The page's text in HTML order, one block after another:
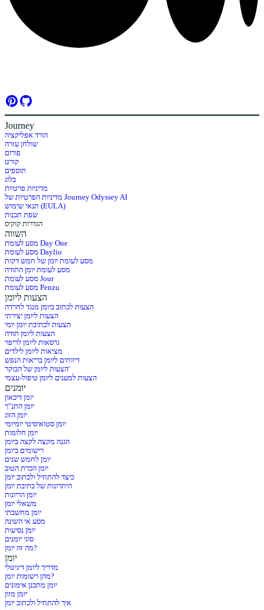
Journey
הורד אפליקציה
שולחן עזרה
פורום
קורט
תוספים
בלוג
מדיניות פרטיות
מדיניות הפרטיות של Journey Odyssey AI
תנאי שימוש (EULA)
שפת תכנות
הגדרות קוקיס
השווה
מסע לעומת Day One
מסע לעומת Daylio
מסע לעומת יומן של חמש דקות
מסע לעומת יומן התודה
מסע לעומת Jour
מסע לעומת Penzu
הצעות ליומן
הצעות לכתוב ביומן מנגד לחרדה
הצעות ליומן יצירתי
הצעות לכתיבת יומן יומי
הצעות ליומן תודה
גרסאות ליומן לריפוי
מציאות ליומן לילדים
דיווחים ליומן בריאות הנפש
הצעות ליומן של הבוקר'
הצעות למענים ליומן טיפול-עצמי
יומנים
יומן דיכאון
יומן התנ"ך
יומן הזוג
יומן סטואיסיטי יומיומי
יומן חלומות
הגנה מקצה לקצה ביומן
רישומים ביומן
יומן לחמש שנים
יומן הכרת הטוב
כיצד להתחיל ולכתוב יומן
היתרונות של כתיבת יומן
יומן הריונות
משאלי יומן
יומן מחשבתי
מסע אי השינה
יומן נסיעות
סוגי יומנים
מה זה יומן?
יומן
מדריך ליומן דיגיטלי
מהן רשומות יומן?
יומן מתכנן אימונים
יומן מזון
איך להתחיל ולכתוב יומן